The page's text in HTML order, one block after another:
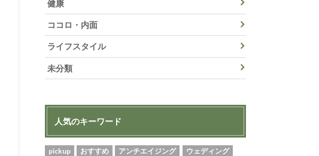
健康
ココロ・内面
ライフスタイル
未分類
人気のキーワード
pickup おすすめ アンチエイジング
ウェディング